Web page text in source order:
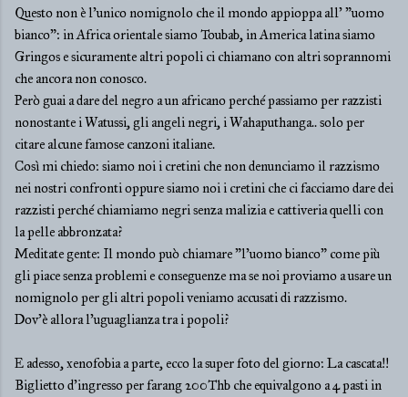
Questo non è l'unico nomignolo che il mondo appioppa all' "uomo
bianco": in Africa orientale siamo Toubab, in America latina siamo
Gringos e sicuramente altri popoli ci chiamano con altri soprannomi
che ancora non conosco.
Però guai a dare del negro a un africano perché passiamo per razzisti
nonostante i Watussi, gli angeli negri, i Wahaputhanga.. solo per
citare alcune famose canzoni italiane.
Così mi chiedo: siamo noi i cretini che non denunciamo il razzismo
nei nostri confronti oppure siamo noi i cretini che ci facciamo dare dei
razzisti perché chiamiamo negri senza malizia e cattiveria quelli con
la pelle abbronzata?
Meditate gente: Il mondo può chiamare "l'uomo bianco" come più
gli piace senza problemi e conseguenze ma se noi proviamo a usare un
nomignolo per gli altri popoli veniamo accusati di razzismo.
Dov'è allora l'uguaglianza tra i popoli?
E adesso, xenofobia a parte, ecco la super foto del giorno: La cascata!!
Biglietto d'ingresso per farang 200Thb che equivalgono a 4 pasti in